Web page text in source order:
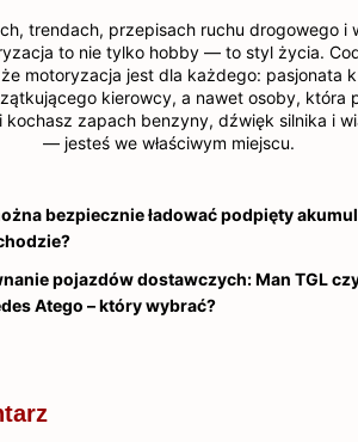
trendach, przepisach ruchu drogowego i
to nie tylko hobby — to styl życia.
motoryzacja jest dla każdego: pasjonata
kierowcy, a nawet osoby, która
zapach benzyny, dźwięk silnika i
— jesteś we właściwym miejscu.
bezpiecznie ładować podpięty
pojazdów dostawczych: Man TGL
Atego – który wybrać?